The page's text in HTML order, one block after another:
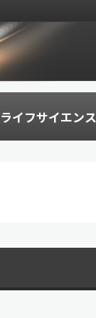
ライフサイエンス